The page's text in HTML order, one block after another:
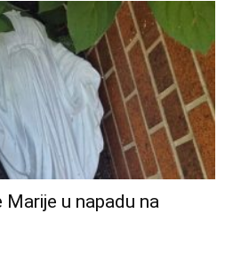
Marije u napadu na